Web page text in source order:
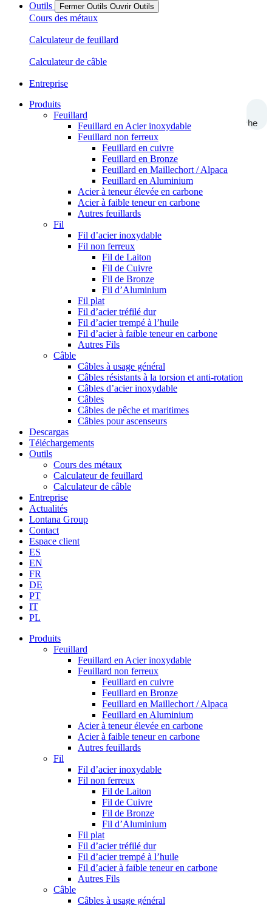
Outils
Fermer Outils Ouvrir Outils
Cours des métaux
Calculateur de feuillard
Calculateur de câble
Entreprise
Recherche
Produits
Feuillard
Feuillard en Acier inoxydable
Feuillard non ferreux
Feuillard en cuivre
Feuillard en Bronze
Feuillard en Maillechort / Alpaca
Feuillard en Aluminium
Acier à teneur élevée en carbone
Acier à faible teneur en carbone
Autres feuillards
Fil
Fil d’acier inoxydable
Fil non ferreux
Fil de Laiton
Fil de Cuivre
Fil de Bronze
Fil d’Aluminium
Fil plat
Fil d’acier tréfilé dur
Fil d’acier trempé à l’huile
Fil d’acier à faible teneur en carbone
Autres Fils
Câble
Câbles à usage général
Câbles résistants à la torsion et anti-rotation
Câbles d’acier inoxydable
Câbles
Câbles de pêche et maritimes
Câbles pour ascenseurs
Descargas
Téléchargements
Outils
Cours des métaux
Calculateur de feuillard
Calculateur de câble
Entreprise
Actualités
Lontana Group
Contact
Espace client
ES
EN
FR
DE
PT
IT
PL
Produits
Feuillard
Feuillard en Acier inoxydable
Feuillard non ferreux
Feuillard en cuivre
Feuillard en Bronze
Feuillard en Maillechort / Alpaca
Feuillard en Aluminium
Acier à teneur élevée en carbone
Acier à faible teneur en carbone
Autres feuillards
Fil
Fil d’acier inoxydable
Fil non ferreux
Fil de Laiton
Fil de Cuivre
Fil de Bronze
Fil d’Aluminium
Fil plat
Fil d’acier tréfilé dur
Fil d’acier trempé à l’huile
Fil d’acier à faible teneur en carbone
Autres Fils
Câble
Câbles à usage général